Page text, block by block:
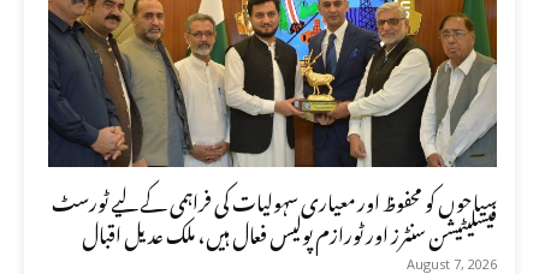
سیاحوں کو محفوظ اور معیاری سہولیات کی فراہمی کے لیے ٹورسٹ
فیسلیٹیشن سنٹرز اور ٹورازم پولیس فعال ہیں، ملک عدیل اقبال
August 7, 2026